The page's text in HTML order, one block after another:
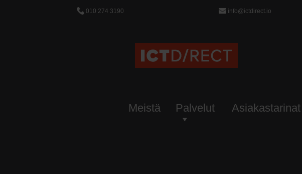
010 274 3190 info@ictdirect.io
Meistä Palvelut Asiakastarinat